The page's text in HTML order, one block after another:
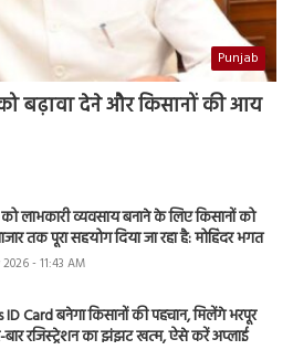
Punjab
बढ़ावा देने और किसानों की आय
को लाभकारी व्यवसाय बनाने के लिए किसानों को
तक पूरा सहयोग दिया जा रहा है: मोहिंदर भगत
- 11:43 AM
Card बनेगा किसानों की पहचान, मिलेंगे भरपूर
बार रजिस्ट्रेशन का झंझट खत्म, ऐसे करें अप्लाई